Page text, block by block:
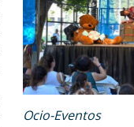
Ocio-Eventos